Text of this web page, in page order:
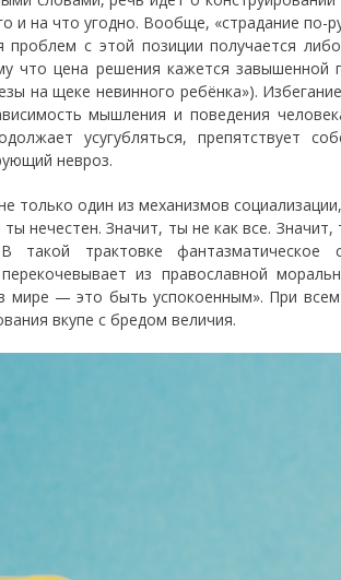
и на что угодно. Вообще, «страдание
проблем с этой позиции получается
что цена решения кажется завышенной
на щеке невинного ребёнка»).
мышления и поведения
усугубляться, препятствует
невроз.
только один из механизмов
ты нечестен. Значит, ты не как все.
такой трактовке фантазматическое
из православной
мире — это быть успокоенным». При
вкупе с бредом величия.